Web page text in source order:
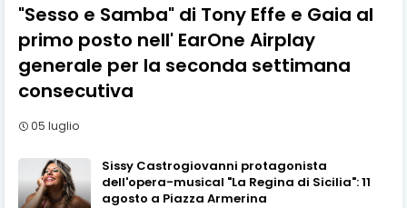
"Sesso e Samba" di Tony Effe e Gaia al
primo posto nell' EarOne Airplay
generale per la seconda settimana
consecutiva
05 luglio
Sissy Castrogiovanni protagonista
dell'opera-musical "La Regina di Sicilia": 11
agosto a Piazza Armerina